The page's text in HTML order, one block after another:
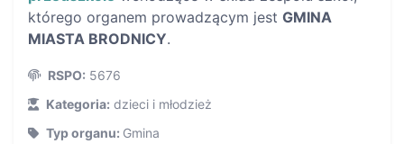
którego organem prowadzącym jest GMINA
MIASTA BRODNICY.
RSPO: 5676
Kategoria: dzieci i młodzież
Typ organu: Gmina